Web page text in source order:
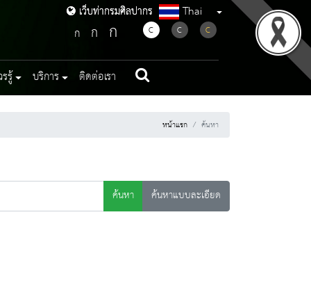
เว็บท่ากรมศิลปากร
เว็บท่ากรมศิลปากร Thai
ก ก ก C C C
รู้ บริการ ติดต่อเรา
หน้าแรก ค้นหา
ค้นหา ค้นหาแบบละเอียด